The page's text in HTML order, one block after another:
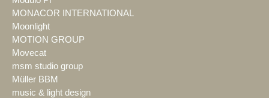
MONACOR INTERNATIONAL
Moonlight
MOTION GROUP
Movecat
msm studio group
Müller BBM
music & light design